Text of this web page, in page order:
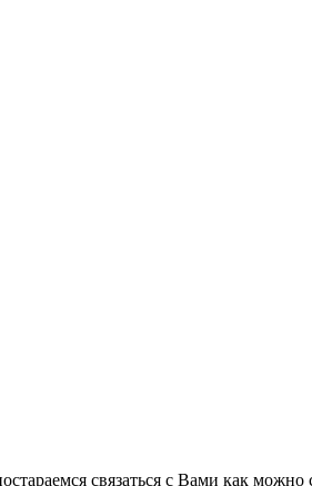
связаться с Вами как можно